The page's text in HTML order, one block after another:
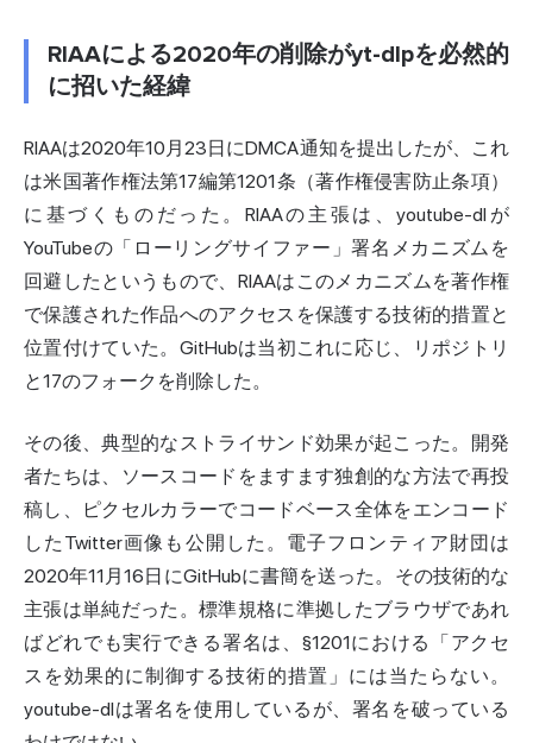
RIAAによる2020年の削除がyt-dlpを必然的
に招いた経緯
RIAAは2020年10月23日にDMCA通知を提出したが、これ
は米国著作権法第17編第1201条（著作権侵害防止条項）
に基づくものだった。RIAAの主張は、youtube-dlが
YouTubeの「ローリングサイファー」署名メカニズムを
回避したというもので、RIAAはこのメカニズムを著作権
で保護された作品へのアクセスを保護する技術的措置と
位置付けていた。GitHubは当初これに応じ、リポジトリ
と17のフォークを削除した。
その後、典型的なストライサンド効果が起こった。開発
者たちは、ソースコードをますます独創的な方法で再投
稿し、ピクセルカラーでコードベース全体をエンコード
したTwitter画像も公開した。電子フロンティア財団は
2020年11月16日にGitHubに書簡を送った。その技術的な
主張は単純だった。標準規格に準拠したブラウザであれ
ばどれでも実行できる署名は、§1201における「アクセ
スを効果的に制御する技術的措置」には当たらない。
youtube-dlは署名を使用しているが、署名を破っている